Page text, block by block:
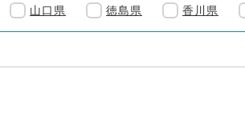
山口県 徳島県 香川県